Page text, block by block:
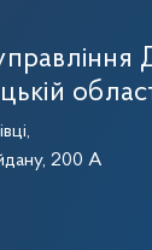
200 А